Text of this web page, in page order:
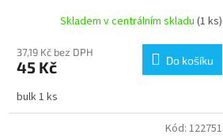
Skladem v centrálním skladu (1 ks)
37,19 Kč bez DPH
45 Kč Do košíku
bulk 1 ks
Kód: 122751